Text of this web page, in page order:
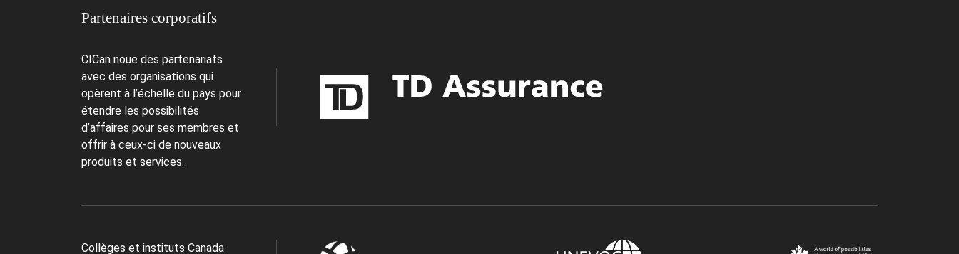
Partenaires corporatifs
CICan noue des partenariats
avec des organisations qui
opèrent à l’échelle du pays pour
étendre les possibilités
d’affaires pour ses membres et
offrir à ceux-ci de nouveaux
produits et services.
Collèges et instituts Canada